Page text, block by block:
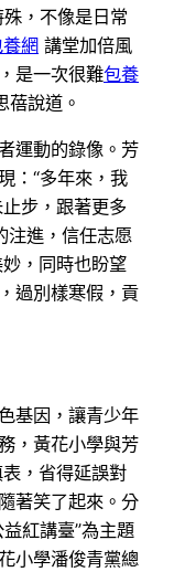
，不像是日常
網 講堂加倍風
是一次很難包養
蓓說道。
運動的錄像。芳
：“多年來，我
步，跟著更多
注進，信任志愿
，同時也盼望
過別樣寒假，貢
基因，讓青少年
，黃花小學與芳
，省得延誤對
著笑了起來。分
紅講臺”為主題
小學潘俊青黨總